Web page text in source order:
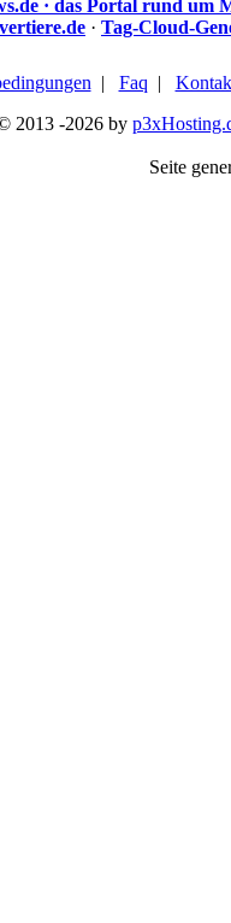
· das Portal rund um
· Tag-Cloud-
| Faq |
2013 -2026 by
Seite